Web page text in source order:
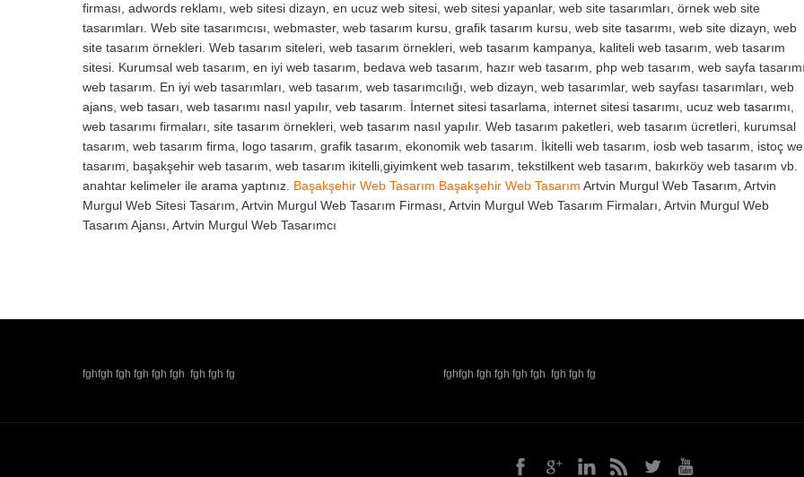
firması, adwords reklamı, web sitesi dizayn, en ucuz web sitesi, web sitesi yapanlar, web site tasarımları, örnek web site
tasarımları. Web site tasarımcısı, webmaster, web tasarım kursu, grafik tasarım kursu, web site tasarımı, web site dizayn, web
site tasarım örnekleri. Web tasarım siteleri, web tasarım örnekleri, web tasarım kampanya, kaliteli web tasarım, web tasarım
sitesi. Kurumsal web tasarım, en iyi web tasarım, bedava web tasarım, hazır web tasarım, php web tasarım, web sayfa
web tasarım. En iyi web tasarımları, web tasarım, web tasarımcılığı, web dizayn, web tasarımlar, web sayfası tasarımları, web
ajans, web tasarı, web tasarımı nasıl yapılır, veb tasarım. İnternet sitesi tasarlama, internet sitesi tasarımı, ucuz web tasarımı,
web tasarımı firmaları, site tasarım örnekleri, web tasarım nasıl yapılır. Web tasarım paketleri, web tasarım ücretleri, kurumsal
tasarım, web tasarım firma, logo tasarım, grafik tasarım, ekonomik web tasarım. İkitelli web tasarım, iosb web tasarım, istoç
tasarım, başakşehir web tasarım, web tasarım ikitelli,giyimkent web tasarım, tekstilkent web tasarım, bakırköy web tasarım vb.
anahtar kelimeler ile arama yaptınız. Başakşehir Web Tasarım Başakşehir Web Tasarım Artvin Murgul Web Tasarım, Artvin
Murgul Web Sitesi Tasarım, Artvin Murgul Web Tasarım Firması, Artvin Murgul Web Tasarım Firmaları, Artvin Murgul Web
Tasarım Ajansı, Artvin Murgul Web Tasarımcı
fghfgh fgh fgh fgh fgh fgh fgh fg fghfgh fgh fgh fgh fgh fgh fgh fg